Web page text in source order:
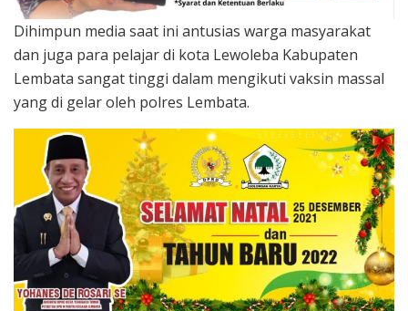
Dihimpun media saat ini antusias warga masyarakat
dan juga para pelajar di kota Lewoleba Kabupaten
Lembata sangat tinggi dalam mengikuti vaksin massal
yang di gelar oleh polres Lembata.